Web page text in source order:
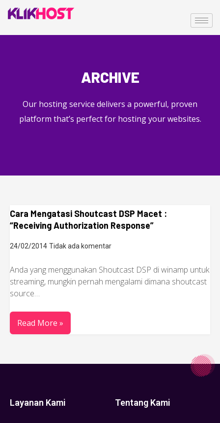
ARCHIVE
Our hosting service delivers a powerful, proven
platform that’s perfect for hosting your websites.
Cara Mengatasi Shoutcast DSP Macet :
“Receiving Authorization Response”
24/02/2014 Tidak ada komentar
Anda yang menggunakan Shoutcast DSP di winamp untuk
streaming, mungkin pernah mengalami dimana shoutcast
source…
Read More »
Layanan Kami Tentang Kami